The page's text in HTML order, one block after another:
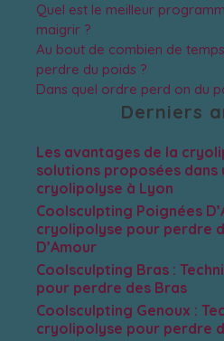
Quel est le meilleur
maigrir ?
Au bout de combien de
perdre du poids ?
Dans quel ordre perd on du
Derniers
Les avantages de la
solutions proposées dans
cryolipolyse à Lyon
Coolsculpting Poignées
cryolipolyse pour perdre
D’Amour
Coolsculpting Bras :
pour perdre des Bras
Coolsculpting Genoux :
cryolipolyse pour perdre